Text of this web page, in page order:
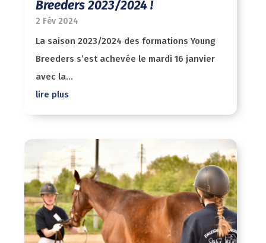
Breeders 2023/2024 !
2 Fév 2024
La saison 2023/2024 des formations Young
Breeders s’est achevée le mardi 16 janvier
avec la...
lire plus